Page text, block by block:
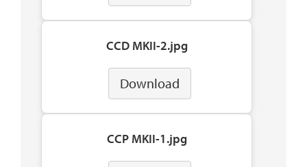
CCD MKII-2.jpg
Download
CCP MKII-1.jpg